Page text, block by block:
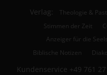
Verlag: Theologie &
Stimmen der Zeit
Anzeiger für die
Biblische Notizen
Kundenservice +49 761